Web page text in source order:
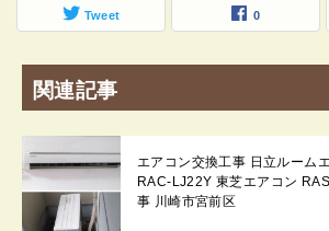
Tweet 0
関連記事
エアコン交換工事 日立ルーム
RAC-LJ22Y 東芝エアコン
事 川崎市宮前区